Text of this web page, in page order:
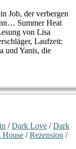
Job, der verbergen
Summer Heat
von Lisa
Laufzeit:
und Yanis, die
/Dark Love /Dark
House /Rezension /